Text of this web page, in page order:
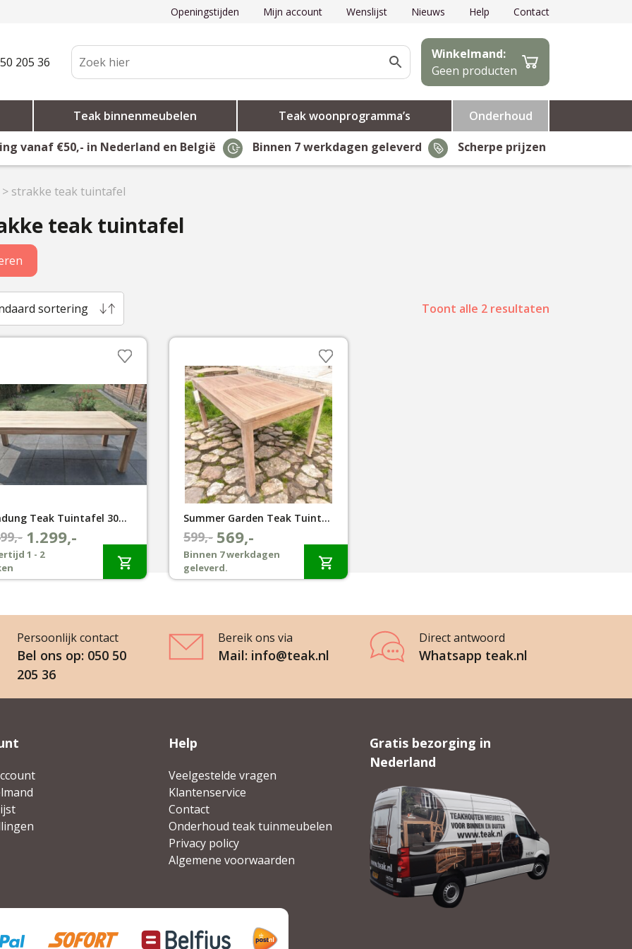
Openingstijden Mijn account Wenslijst Nieuws Help Contact
205 36
Winkelmand:
Geen producten
Teak binnenmeubelen Teak woonprogramma’s
Onderhoud
vanaf €50,- in Nederland en België Binnen 7 werkdagen geleverd Scherpe prijzen
> strakke teak tuintafel
teak tuintafel
sortering Toont alle 2 resultaten
Bandung Teak Tuintafel 300×100 cm
1.299,-
1 - 2
Summer Garden Teak Tuintafel Java 150 x 90
599,-
Oorspronkelijke
prijs
was:
569,-
Huidige
prijs
is:
Binnen 7 werkdagen
geleverd.
Persoonlijk contact
Bel ons op: 050 50
205 36
Bereik ons via
Mail: info@teak.nl
Direct antwoord
Whatsapp teak.nl
Help
Veelgestelde vragen
Klantenservice
Contact
Onderhoud teak tuinmeubelen
Privacy policy
Algemene voorwaarden
Gratis bezorging in
Nederland